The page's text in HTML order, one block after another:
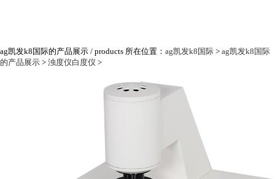
ag凯发k8国际的产品展示 / products 所在位置： ag凯发k8国际 > ag凯发k8国际
的产品展示 > 浊度仪白度仪 >